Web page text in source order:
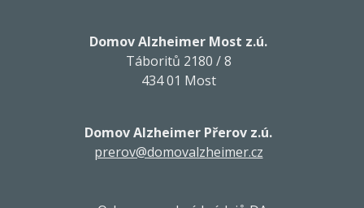
Domov Alzheimer Most z.ú.
Táboritů 2180 / 8
434 01 Most
Domov Alzheimer Přerov z.ú.
prerov@domovalzheimer.cz